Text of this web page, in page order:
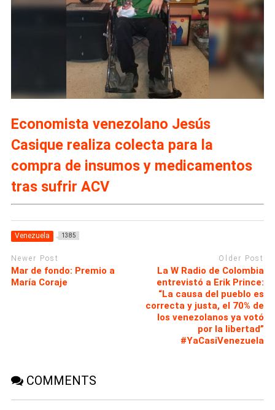
Economista venezolano Jesús
Casique realiza colecta para la
compra de insumos y medicamentos
tras sufrir ACV
Venezuela 1385
Newer Post
Mar de fondo: Premio a
María Coraje
Older Post
La W Radio de Colombia
entrevistó a Erik Prince:
“La causa del pueblo es
correcta y justa, el 70% de
los venezolanos ya votó
por la libertad”
#YaCasiVenezuela
COMMENTS